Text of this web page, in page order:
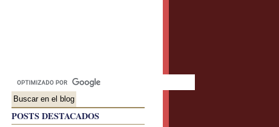
POSTS DESTACADOS